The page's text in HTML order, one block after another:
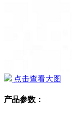
点击查看大图
产品参数：